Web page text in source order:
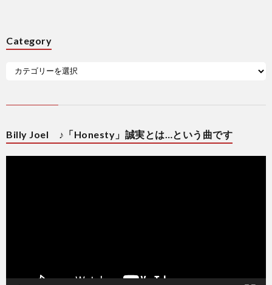
Category
Billy Joel ♪「Honesty」誠実とは…という曲です
動